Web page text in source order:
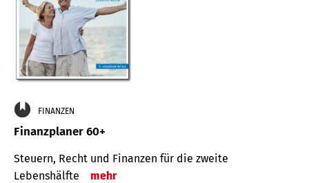
FINANZEN
Finanzplaner 60+
Steuern, Recht und Finanzen für die zweite
Lebenshälfte
mehr